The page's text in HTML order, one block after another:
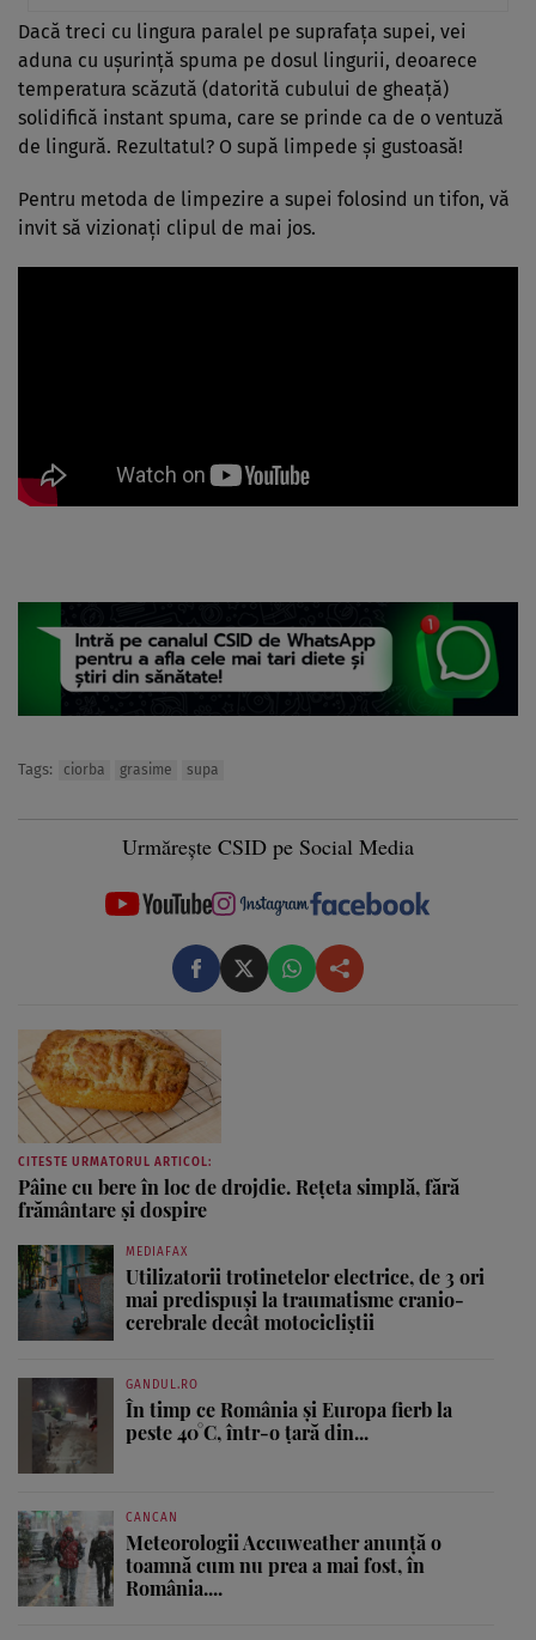
Dacă treci cu lingura paralel pe suprafața supei, vei
aduna cu ușurință spuma pe dosul lingurii, deoarece
temperatura scăzută (datorită cubului de gheață)
solidifică instant spuma, care se prinde ca de o ventuză
de lingură. Rezultatul? O supă limpede și gustoasă!
Pentru metoda de limpezire a supei folosind un tifon, vă
invit să vizionați clipul de mai jos.
Tags: ciorba grasime supa
Urmărește CSID pe Social Media
CITESTE URMATORUL ARTICOL:
Pâine cu bere în loc de drojdie. Rețeta simplă, fără
frământare și dospire
MEDIAFAX
Utilizatorii trotinetelor electrice, de 3 ori
mai predispuși la traumatisme cranio-
cerebrale decât motocicliștii
GANDUL.RO
În timp ce România și Europa fierb la
peste 40°C, într-o țară din...
CANCAN
Meteorologii Accuweather anunță o
toamnă cum nu prea a mai fost, în
România....